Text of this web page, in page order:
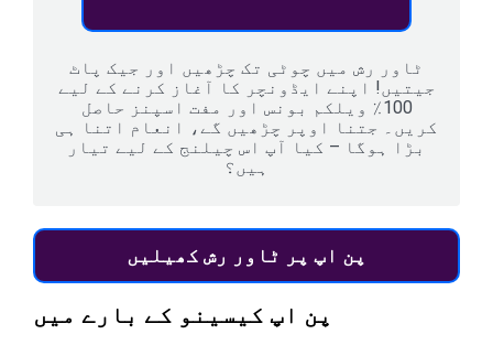
ٹاور رش میں چوٹی تک چڑھیں اور جیک پاٹ
جیتیں! اپنے ایڈونچر کا آغاز کرنے کے لیے
100٪ ویلکم بونس اور مفت اسپنز حاصل
کریں۔ جتنا اوپر چڑھیں گے، انعام اتنا ہی
بڑا ہوگا – کیا آپ اس چیلنج کے لیے تیار
ہیں؟
پن اپ پر ٹاور رش کھیلیں
پن اپ کیسینو کے بارے میں